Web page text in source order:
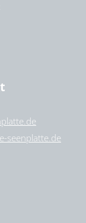
seenplatte.de